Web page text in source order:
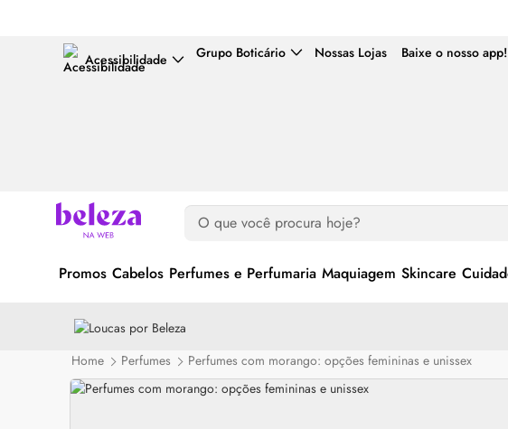
Acessibilidade Grupo Boticário Nossas Lojas Baixe o nosso app!
Promos Cabelos Perfumes e Perfumaria Maquiagem Skincare
Home
Perfumes Perfumes com morango: opções femininas e unissex